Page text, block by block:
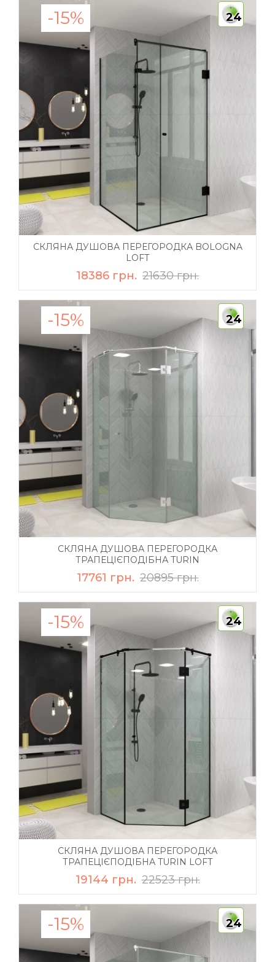
-15% 24
СКЛЯНА ДУШОВА ПЕРЕГОРОДКА BOLOGNA
LOFT
18386 грн. 21630 грн.
-15% 24
СКЛЯНА ДУШОВА ПЕРЕГОРОДКА
ТРАПЕЦІЄПОДІБНА TURIN
17761 грн. 20895 грн.
-15% 24
СКЛЯНА ДУШОВА ПЕРЕГОРОДКА
ТРАПЕЦІЄПОДІБНА TURIN LOFT
19144 грн. 22523 грн.
-15% 24